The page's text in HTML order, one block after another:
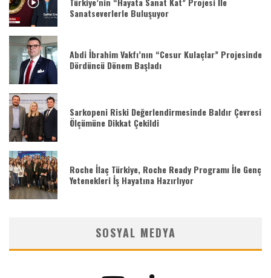
Sanatseverlerle Buluşuyor
Abdi İbrahim Vakfı’nın “Cesur Kulaçlar” Projesinde
Dördüncü Dönem Başladı
Sarkopeni Riski Değerlendirmesinde Baldır Çevresi
Ölçümüne Dikkat Çekildi
Roche İlaç Türkiye, Roche Ready Programı İle Genç
Yetenekleri İş Hayatına Hazırlıyor
SOSYAL MEDYA